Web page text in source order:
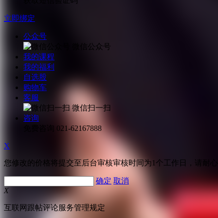
立即绑定
公众号
微信公众号
我的课程
我的福利
自选股
购物车
客服
微信扫一扫
咨询
021-62167888
X
您修改的价格将提交至后台审核审核时间为1个工作日，请耐
确定 取消
X
互联网跟帖评论服务管理规定